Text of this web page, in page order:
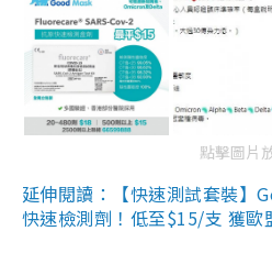
點擊圖片
延伸閱讀：【快速測試套裝】
快速檢測劑！低至$15/支 獲歐